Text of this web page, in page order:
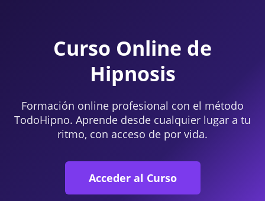
Curso Online de
Hipnosis
Formación online profesional con el método
TodoHipno. Aprende desde cualquier lugar a tu
ritmo, con acceso de por vida.
Acceder al Curso